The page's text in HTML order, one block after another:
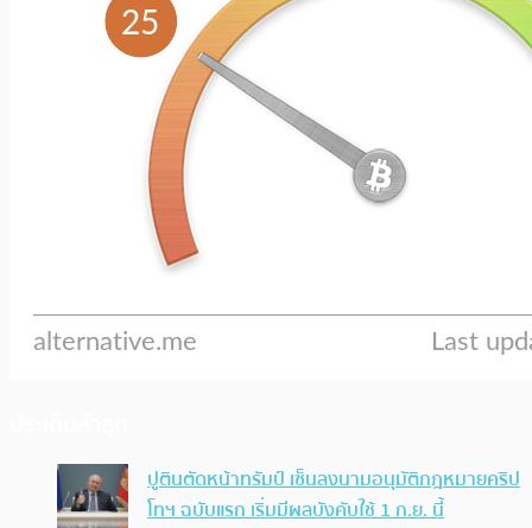
ปูตินตัดหน้าทรัมป์ เซ็นลงนามอนุมัติกฎหมายคริป
โทฯ ฉบับแรก เริ่มมีผลบังคับใช้ 1 ก.ย. นี้